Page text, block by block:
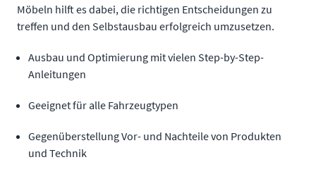
Möbeln hilft es dabei, die richtigen Entscheidungen zu
treffen und den Selbstausbau erfolgreich umzusetzen.
Ausbau und Optimierung mit vielen Step-by-Step-
Anleitungen
Geeignet für alle Fahrzeugtypen
Gegenüberstellung Vor- und Nachteile von Produkten
und Technik